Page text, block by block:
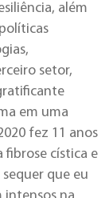
além
setor,
em uma
fez 11 anos
cística e
que eu